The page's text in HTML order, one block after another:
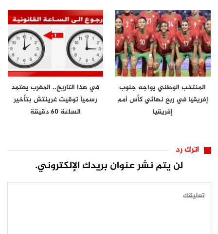
المنتخب الوطني يواجه جنوب
إفريقيا في ربع نهائي كأس أمم
إفريقيا
في هذا التاريخ.. المغرب يعتمد
رسمياً توقيت غرينتش بتأخير
الساعة 60 دقيقة
اترك رد
لن يتم نشر عنوان بريدك الإلكتروني.